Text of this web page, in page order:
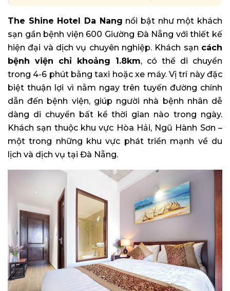
The Shine Hotel Da Nang nổi bật như một khách
sạn gần bệnh viện 600 Giường Đà Nẵng với thiết kế
hiện đại và dịch vụ chuyên nghiệp. Khách sạn cách
bệnh viện chỉ khoảng 1.8km, có thể di chuyển
trong 4-6 phút bằng taxi hoặc xe máy. Vị trí này đặc
biệt thuận lợi vì nằm ngay trên tuyến đường chính
dẫn đến bệnh viện, giúp người nhà bệnh nhân dễ
dàng di chuyển bất kể thời gian nào trong ngày.
Khách sạn thuộc khu vực Hòa Hải, Ngũ Hành Sơn –
một trong những khu vực phát triển mạnh về du
lịch và dịch vụ tại Đà Nẵng.